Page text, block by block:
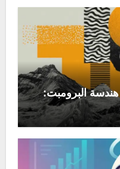
هندسة البرومبت: